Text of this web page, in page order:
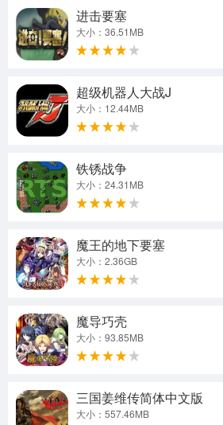
进击要塞
大小：36.51MB
超级机器人大战J
大小：12.44MB
铁锈战争
大小：24.31MB
魔王的地下要塞
大小：2.36GB
魔导巧壳
大小：93.85MB
三国姜维传简体中文版
大小：557.46MB